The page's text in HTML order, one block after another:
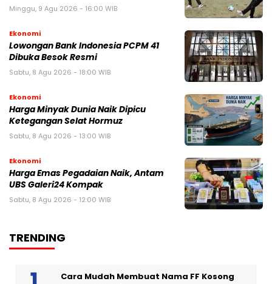
Minggu, 9 Agu 2026 - 16:00 WIB
Ekonomi
Lowongan Bank Indonesia PCPM 41
Dibuka Besok Resmi
Sabtu, 8 Agu 2026 - 18:00 WIB
Ekonomi
Harga Minyak Dunia Naik Dipicu
Ketegangan Selat Hormuz
Sabtu, 8 Agu 2026 - 13:00 WIB
Ekonomi
Harga Emas Pegadaian Naik, Antam
UBS Galeri24 Kompak
Sabtu, 8 Agu 2026 - 12:00 WIB
TRENDING
Cara Mudah Membuat Nama FF Kosong